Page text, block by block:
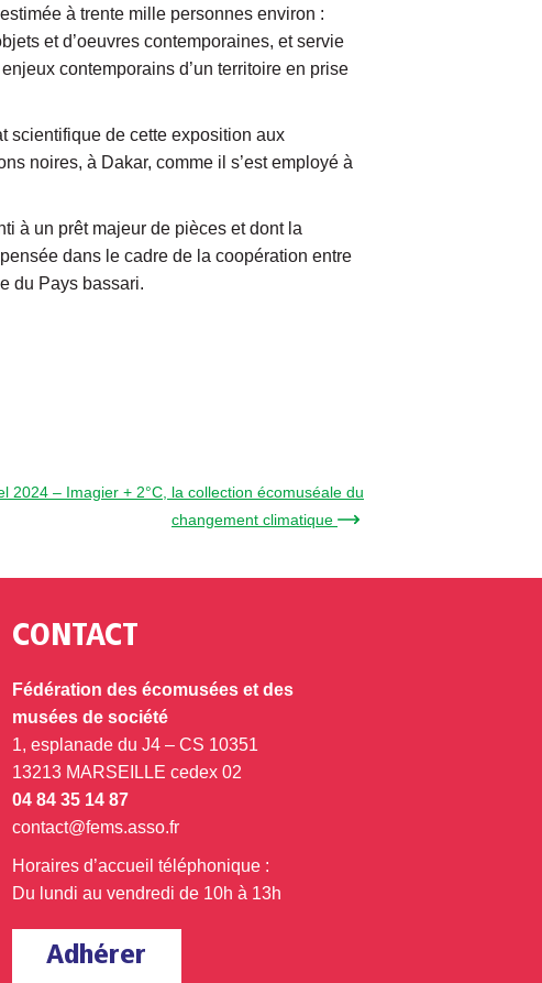
à trente mille personnes environ :
et d’oeuvres contemporaines, et servie
contemporains d’un territoire en prise
scientifique de cette exposition aux
noires, à Dakar, comme il s’est employé à
à un prêt majeur de pièces et dont la
dans le cadre de la coopération entre
du Pays bassari.
2024 – Imagier + 2°C, la collection écomuséale du
changement climatique →
CONTACT
Fédération des écomusées et des
musées de société
1, esplanade du J4 – CS 10351
13213 MARSEILLE cedex 02
04 84 35 14 87
contact@fems.asso.fr
Horaires d’accueil téléphonique :
Du lundi au vendredi de 10h à 13h
Adhérer